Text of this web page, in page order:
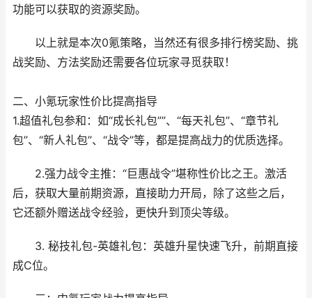
功能可以获取的资源奖励。
以上就是本次0氪策略，当然还有很多排行榜奖励、挑
战奖励、方法奖励还需要各位玩家寻觅获取！
二、小氪玩家性价比提高指导
1.超值礼包参和：如“成长礼包””、“每天礼包”、“章节礼
包”、“新人礼包”、“战令”等，都是提高战力的优质选择。
2.强力战令主推：“巨惠战令”堪称性价比之王。激活
后，获取大量前期资源，直接助力开局，除了这些之后，
它还额外赠送战令经验，更快升到顶尖等级。
3. 秘技礼包-英雄礼包：英雄升星快速飞升，前期直接
成C位。